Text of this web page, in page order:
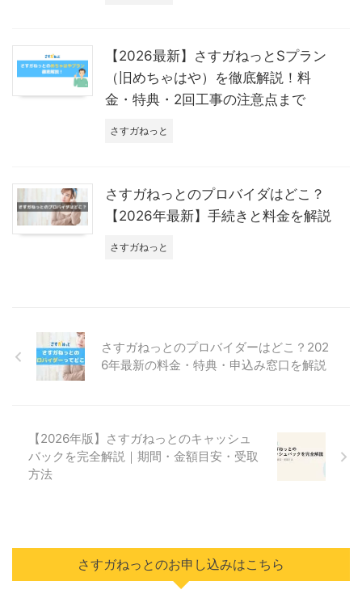
【2026最新】さすガねっとSプラン
（旧めちゃはや）を徹底解説！料
金・特典・2回工事の注意点まで
さすガねっと
さすガねっとのプロバイダはどこ？
【2026年最新】手続きと料金を解説
さすガねっと
さすガねっとのプロバイダーはどこ？202
6年最新の料金・特典・申込み窓口を解説
【2026年版】さすガねっとのキャッシュ
バックを完全解説｜期間・金額目安・受取
方法
さすガねっとのお申し込みはこちら